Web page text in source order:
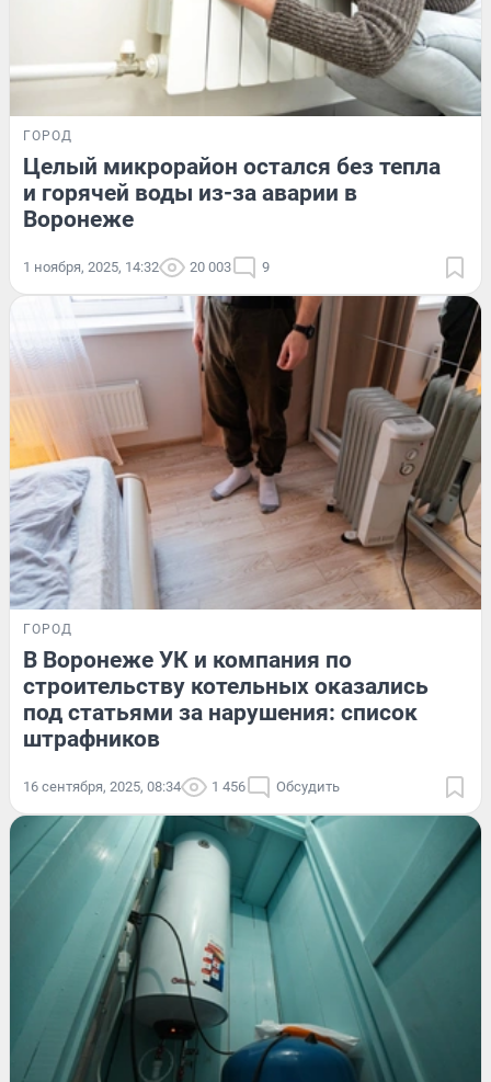
ГОРОД
Целый микрорайон остался без тепла
и горячей воды из-за аварии в
Воронеже
1 ноября, 2025, 14:32 20 003 9
ГОРОД
В Воронеже УК и компания по
строительству котельных оказались
под статьями за нарушения: список
штрафников
16 сентября, 2025, 08:34 1 456 Обсудить